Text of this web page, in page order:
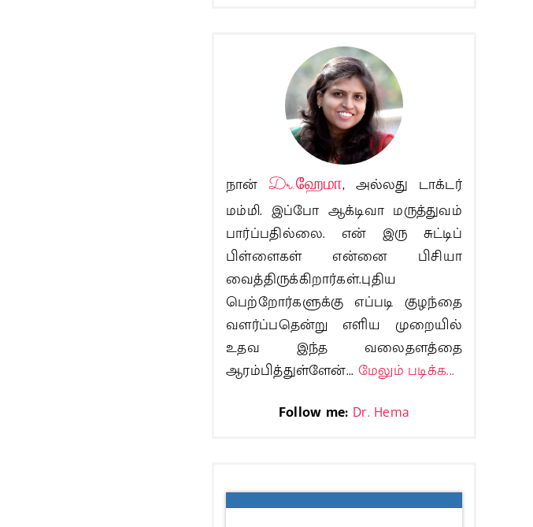
நான் Dr.ஹேமா, அல்லது டாக்டர்
மம்மி. இப்போ ஆக்டிவா மருத்துவம்
பார்ப்பதில்லை. என் இரு சுட்டிப்
பிள்ளைகள் என்னை பிசியா
வைத்திருக்கிறார்கள்.புதிய
பெற்றோர்களுக்கு எப்படி குழந்தை
வளர்ப்பதென்று எளிய முறையில்
உதவ இந்த வலைதளத்தை
ஆரம்பித்துள்ளேன்... மேலும் படிக்க...
Follow me: Dr. Hema